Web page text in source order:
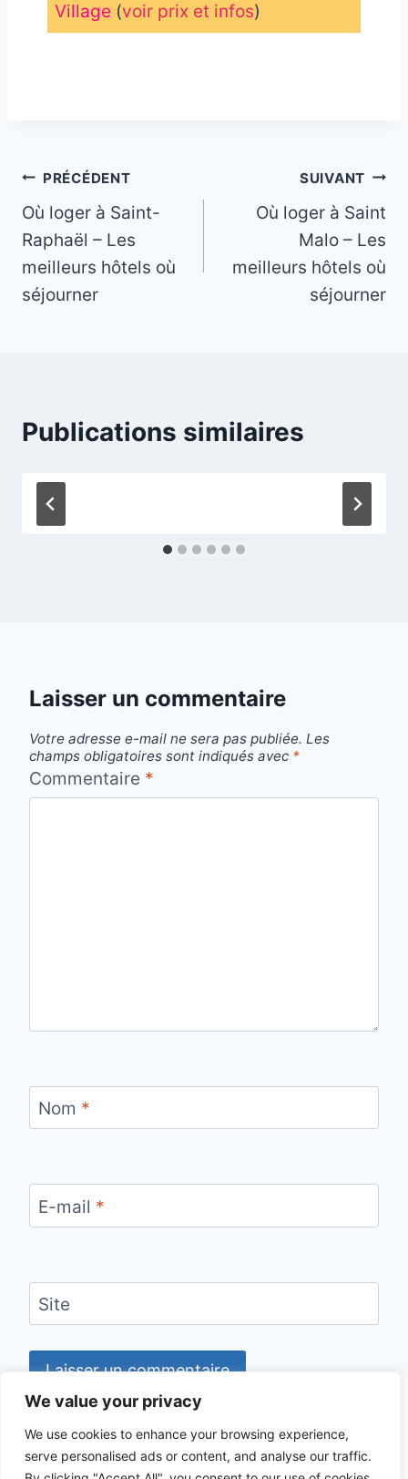
We value your privacy
We use cookies to enhance your browsing experience,
serve personalised ads or content, and analyse our traffic.
Village (voir prix et infos)
Navigation
de
l’article
PRÉCÉDENT
Où loger à Saint-
Raphaël – Les
meilleurs hôtels où
séjourner
SUIVANT
Où loger à Saint
Malo – Les
meilleurs hôtels où
séjourner
Publications similaires
Laisser un commentaire
Votre adresse e-mail ne sera pas publiée. Les
champs obligatoires sont indiqués avec *
Commentaire *
Nom *
E-mail *
Site